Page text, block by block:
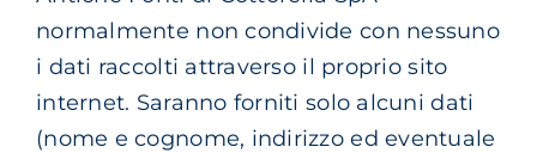
normalmente non condivide con nessuno
i dati raccolti attraverso il proprio sito
internet. Saranno forniti solo alcuni dati
(nome e cognome, indirizzo ed eventuale